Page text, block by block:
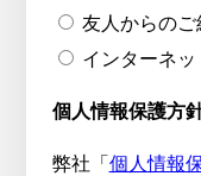
友人からのご
インターネッ
個人情報保護方
弊社「 個人情報